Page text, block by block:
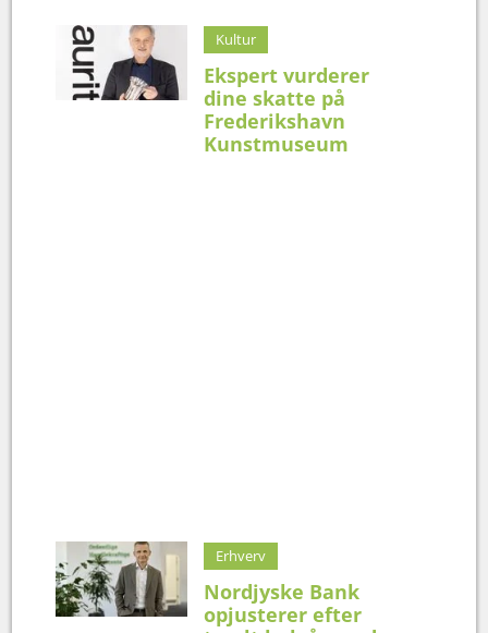
Kultur
Ekspert vurderer
dine skatte på
Frederikshavn
Kunstmuseum
Erhverv
Nordjyske Bank
opjusterer efter